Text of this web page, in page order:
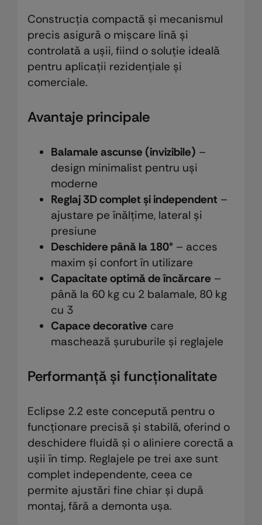
Construcția compactă și mecanismul
precis asigură o mișcare lină și
controlată a ușii, fiind o soluție ideală
pentru aplicații rezidențiale și
comerciale.
Avantaje principale
Balamale ascunse (invizibile) –
design minimalist pentru uși
moderne
Reglaj 3D complet și independent –
ajustare pe înălțime, lateral și
presiune
Deschidere până la 180° – acces
maxim și confort în utilizare
Capacitate optimă de încărcare –
până la 60 kg cu 2 balamale, 80 kg
cu 3
Capace decorative care
maschează șuruburile și reglajele
Performanță și funcționalitate
Eclipse 2.2 este concepută pentru o
funcționare precisă și stabilă, oferind o
deschidere fluidă și o aliniere corectă a
ușii în timp. Reglajele pe trei axe sunt
complet independente, ceea ce
permite ajustări fine chiar și după
montaj, fără a demonta ușa.